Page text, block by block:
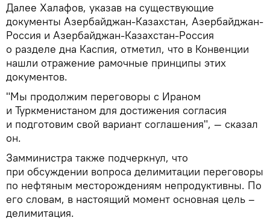
Далее Халафов, указав на существующие
документы Азербайджан-Казахстан, Азербайджан-
Россия и Азербайджан-Казахстан-Россия
о разделе дна Каспия, отметил, что в Конвенции
нашли отражение рамочные принципы этих
документов.
"Мы продолжим переговоры с Ираном
и Туркменистаном для достижения согласия
и подготовим свой вариант соглашения", — сказал
он.
Замминистра также подчеркнул, что
при обсуждении вопроса делимитации переговоры
по нефтяным месторождениям непродуктивны. По
его словам, в настоящий момент основная цель –
делимитация.